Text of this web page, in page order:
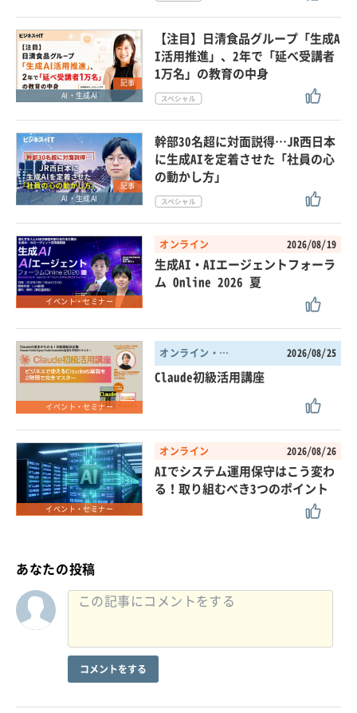
記事
AI・生成AI
【注目】日清食品グループ「生成A
I活用推進」、2年で「延べ受講者
1万名」の教育の中身
記事
AI・生成AI
幹部30名超に対面説得…JR西日本
に生成AIを定着させた「社員の心
の動かし方」
イベント・セミナー
オンライン 2026/08/19
生成AI・AIエージェントフォーラ
ム Online 2026 夏
イベント・セミナー
オンライン・東京都 2026/08/25
Claude初級活用講座
イベント・セミナー
オンライン 2026/08/26
AIでシステム運用保守はこう変わ
る！取り組むべき3つのポイント
あなたの投稿
コメントをする